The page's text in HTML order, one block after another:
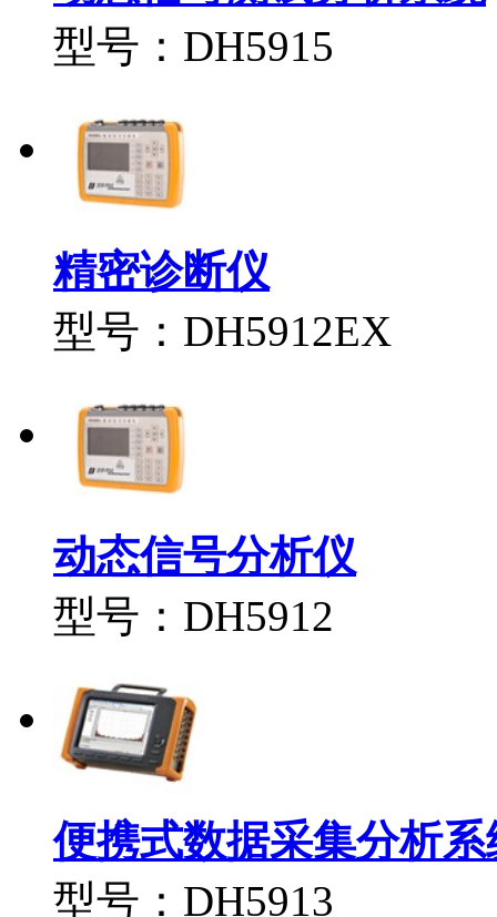
型号：DH5915
精密诊断仪
型号：DH5912EX
动态信号分析仪
型号：DH5912
便携式数据采集分析系
型号：DH5913